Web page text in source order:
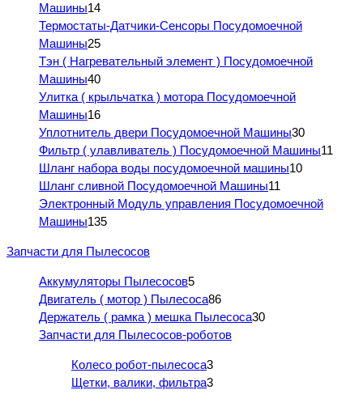
Машины14
Термостаты-Датчики-Сенсоры Посудомоечной
Машины25
Тэн ( Нагревательный элемент ) Посудомоечной
Машины40
Улитка ( крыльчатка ) мотора Посудомоечной
Машины16
Уплотнитель двери Посудомоечной Машины30
Фильтр ( улавливатель ) Посудомоечной Машины11
Шланг набора воды посудомоечной машины10
Шланг сливной Посудомоечной Машины11
Электронный Модуль управления Посудомоечной
Машины135
Запчасти для Пылесосов
Аккумуляторы Пылесосов5
Двигатель ( мотор ) Пылесоса86
Держатель ( рамка ) мешка Пылесоса30
Запчасти для Пылесосов-роботов
Колесо робот-пылесоса3
Щетки, валики, фильтра3